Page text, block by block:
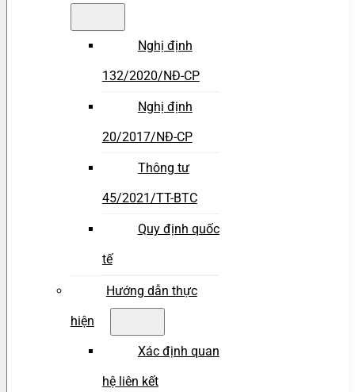
Nghị định
132/2020/NĐ-CP
Nghị định
20/2017/NĐ-CP
Thông tư
45/2021/TT-BTC
Quy định quốc
tế
Hướng dẫn thực
hiện
Xác định quan
hệ liên kết